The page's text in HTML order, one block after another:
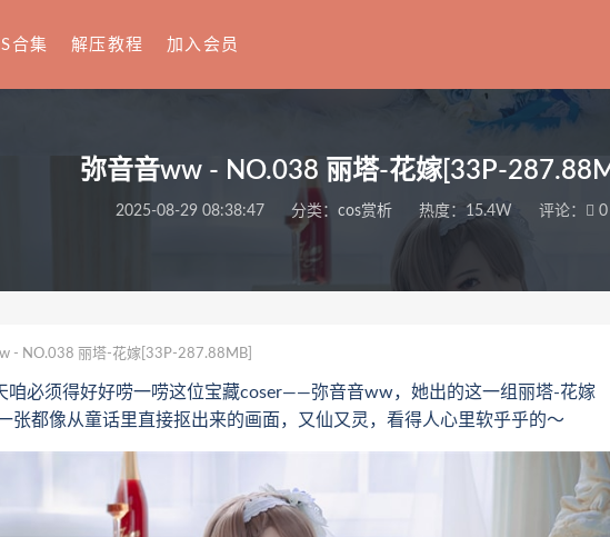
合集 解压教程 加入会员
弥音音ww - NO.038 丽塔-花嫁[33P-
2025-08-29 08:38:47 分类： cos赏析 热度：15.4W 评论： 0
- NO.038 丽塔-花嫁[33P-287.88MB]
必须得好好唠一唠这位宝藏coser——弥音音ww，她出的这一组丽塔-花嫁
张都像从童话里直接抠出来的画面，又仙又灵，看得人心里软乎乎的～